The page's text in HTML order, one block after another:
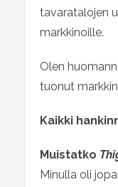
tavaratalojen
markkinoille.
Olen
tuonut
Kaikki
Muistatko
Minulla oli